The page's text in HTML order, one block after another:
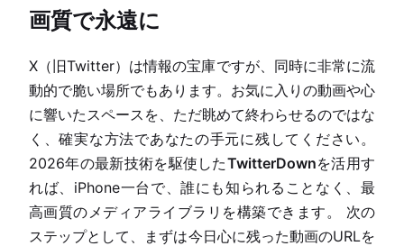
画質で永遠に
X（旧Twitter）は情報の宝庫ですが、同時に非常に流
動的で脆い場所でもあります。お気に入りの動画や心
に響いたスペースを、ただ眺めて終わらせるのではな
く、確実な方法であなたの手元に残してください。
2026年の最新技術を駆使したTwitterDownを活用す
れば、iPhone一台で、誰にも知られることなく、最
高画質のメディアライブラリを構築できます。 次の
ステップとして、まずは今日心に残った動画のURLを